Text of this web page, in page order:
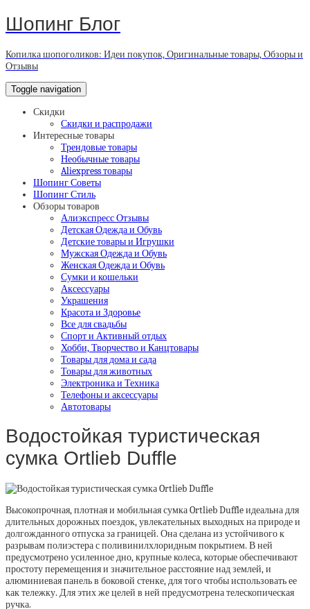
Шопинг Блог
Копилка шопоголиков: Идеи покупок, Оригинальные товары, Обзоры и
Отзывы
Toggle navigation
Скидки
Скидки и распродажи
Интересные товары
Трендовые товары
Необычные товары
Aliexpress товары
Шопинг Советы
Шопинг Стиль
Обзоры товаров
Алиэкспресс Отзывы
Детская Одежда и Обувь
Детские товары и Игрушки
Мужская Одежда и Обувь
Женская Одежда и Обувь
Сумки и кошельки
Аксессуары
Украшения
Красота и Здоровье
Все для свадьбы
Спорт и Активный отдых
Хобби, Творчество и Канцтовары
Товары для дома и сада
Товары для животных
Электроника и Техника
Телефоны и аксессуары
Автотовары
Водостойкая туристическая
сумка Ortlieb Duffle
Высокопрочная, плотная и мобильная сумка Ortlieb Duffle идеальна для
длительных дорожных поездок, увлекательных выходных на природе и
долгожданного отпуска за границей. Она сделана из устойчивого к
разрывам полиэстера с поливинилхлоридным покрытием. В ней
предусмотрено усиленное дно, крупные колеса, которые обеспечивают
простоту перемещения и значительное расстояние над землей, и
алюминиевая панель в боковой стенке, для того чтобы использовать ее
как тележку. Для этих же целей в ней предусмотрена телескопическая
ручка.